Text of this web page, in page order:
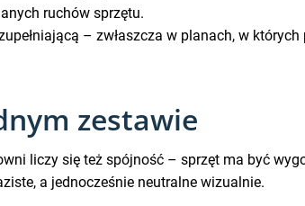
ruchów sprzętu.
– zwłaszcza w planach, w
zestawie
liczy się też spójność – sprzęt ma być
a jednocześnie neutralne wizualnie.